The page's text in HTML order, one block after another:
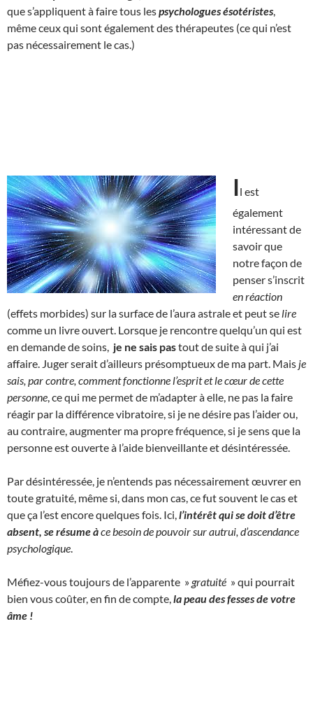
que s’appliquent à faire tous lespsychologues ésotéristes
même ceux qui sont également des thérapeutes (ce qui n’est
pas nécessairement le cas.)
Il est
également
intéressant de
savoir que
notre façon de
penser s’inscrit
en réaction
(effets morbides) sur la surface de l’aura astrale et peut se lire
comme un livre ouvert. Lorsque je rencontre quelqu’un qui est
en demande de soins, je ne sais pastout de suite à qui j’ai
affaire. Juger serait d’ailleurs présomptueux de ma part. Mais je
sais, par contre, comment fonctionne l’esprit et le cœur de cette
personne , ce qui me permet de m’adapter à elle, ne pas la faire
réagir par la différence vibratoire, si je ne désire pas l’aider ou,
au contraire, augmenter ma propre fréquence, si je sens que la
personne est ouverte à l’aide bienveillante et désintéressée.
Par désintéressée, je n’entends pas nécessairement œuvrer en
toute gratuité, même si, dans mon cas, ce fut souvent le cas et
que ça l’est encore quelques fois. Ici, l’intérêt qui se doit d’être
absent, se résume àce besoin de pouvoir sur autrui, d’ascendance
psychologique
Méfiez-vous toujours de l’apparente » gratuité » qui pourrait
bien vous coûter, en fin de compte, la peau des fesses de votre
âme !